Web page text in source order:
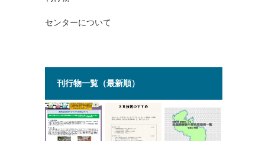
センターについて
刊行物一覧（最新順）